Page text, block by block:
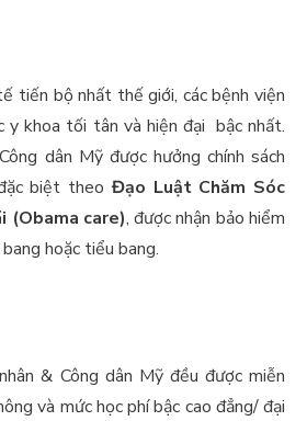
tiến bộ nhất thế giới, các bệnh viện
y khoa tối tân và hiện đại bậc nhất.
dân Mỹ được hưởng chính sách
biệt theoĐạo Luật Chăm Sóc
(Obama care), được nhận bảo hiểm
hoặc tiểu bang.
& Công dân Mỹ đều được miễn
và mức học phí bậc cao đẳng/ đại